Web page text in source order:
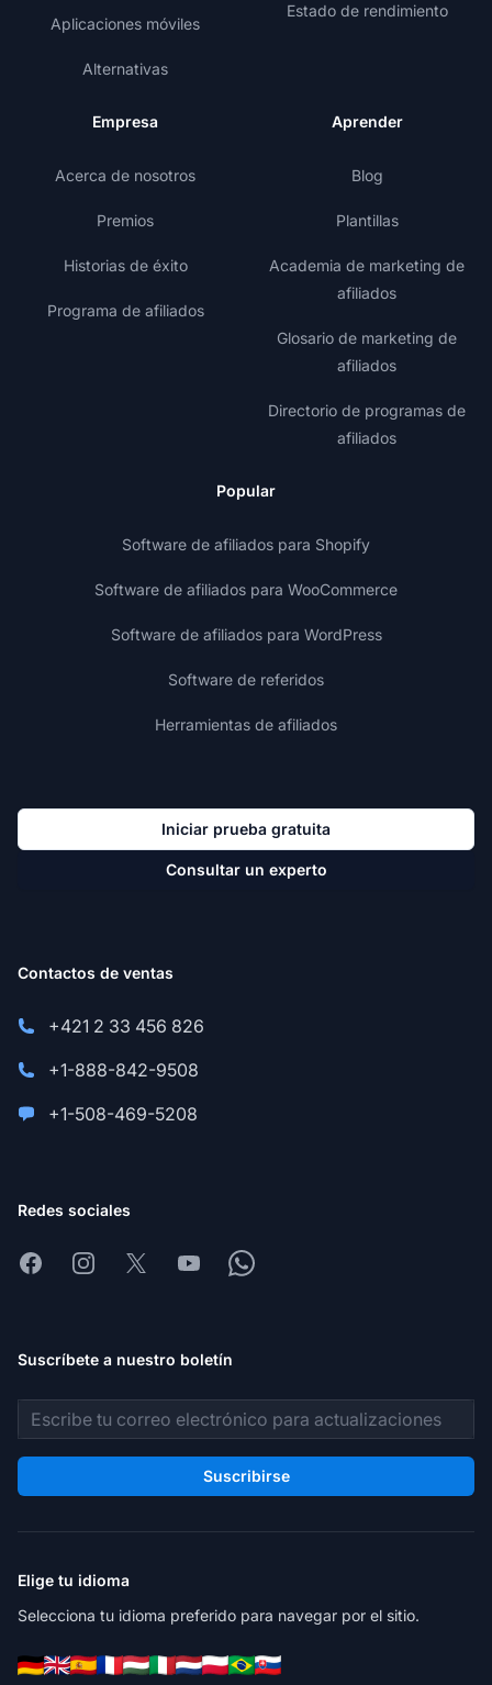
Aplicaciones móviles
Alternativas
Estado de rendimiento
Empresa
Acerca de nosotros
Premios
Historias de éxito
Programa de afiliados
Aprender
Blog
Plantillas
Academia de marketing de
afiliados
Glosario de marketing de
afiliados
Directorio de programas de
afiliados
Popular
Software de afiliados para Shopify
Software de afiliados para WooCommerce
Software de afiliados para WordPress
Software de referidos
Herramientas de afiliados
Iniciar prueba gratuita
Consultar un experto
Contactos de ventas
+421 2 33 456 826
+1-888-842-9508
+1-508-469-5208
Redes sociales
FacebookInstagram
X YoutubeWhatsapp
Suscríbete a nuestro boletín
Dirección de correo electrónico
Suscribirse
Elige tu idioma
Selecciona tu idioma preferido para navegar por el sitio.